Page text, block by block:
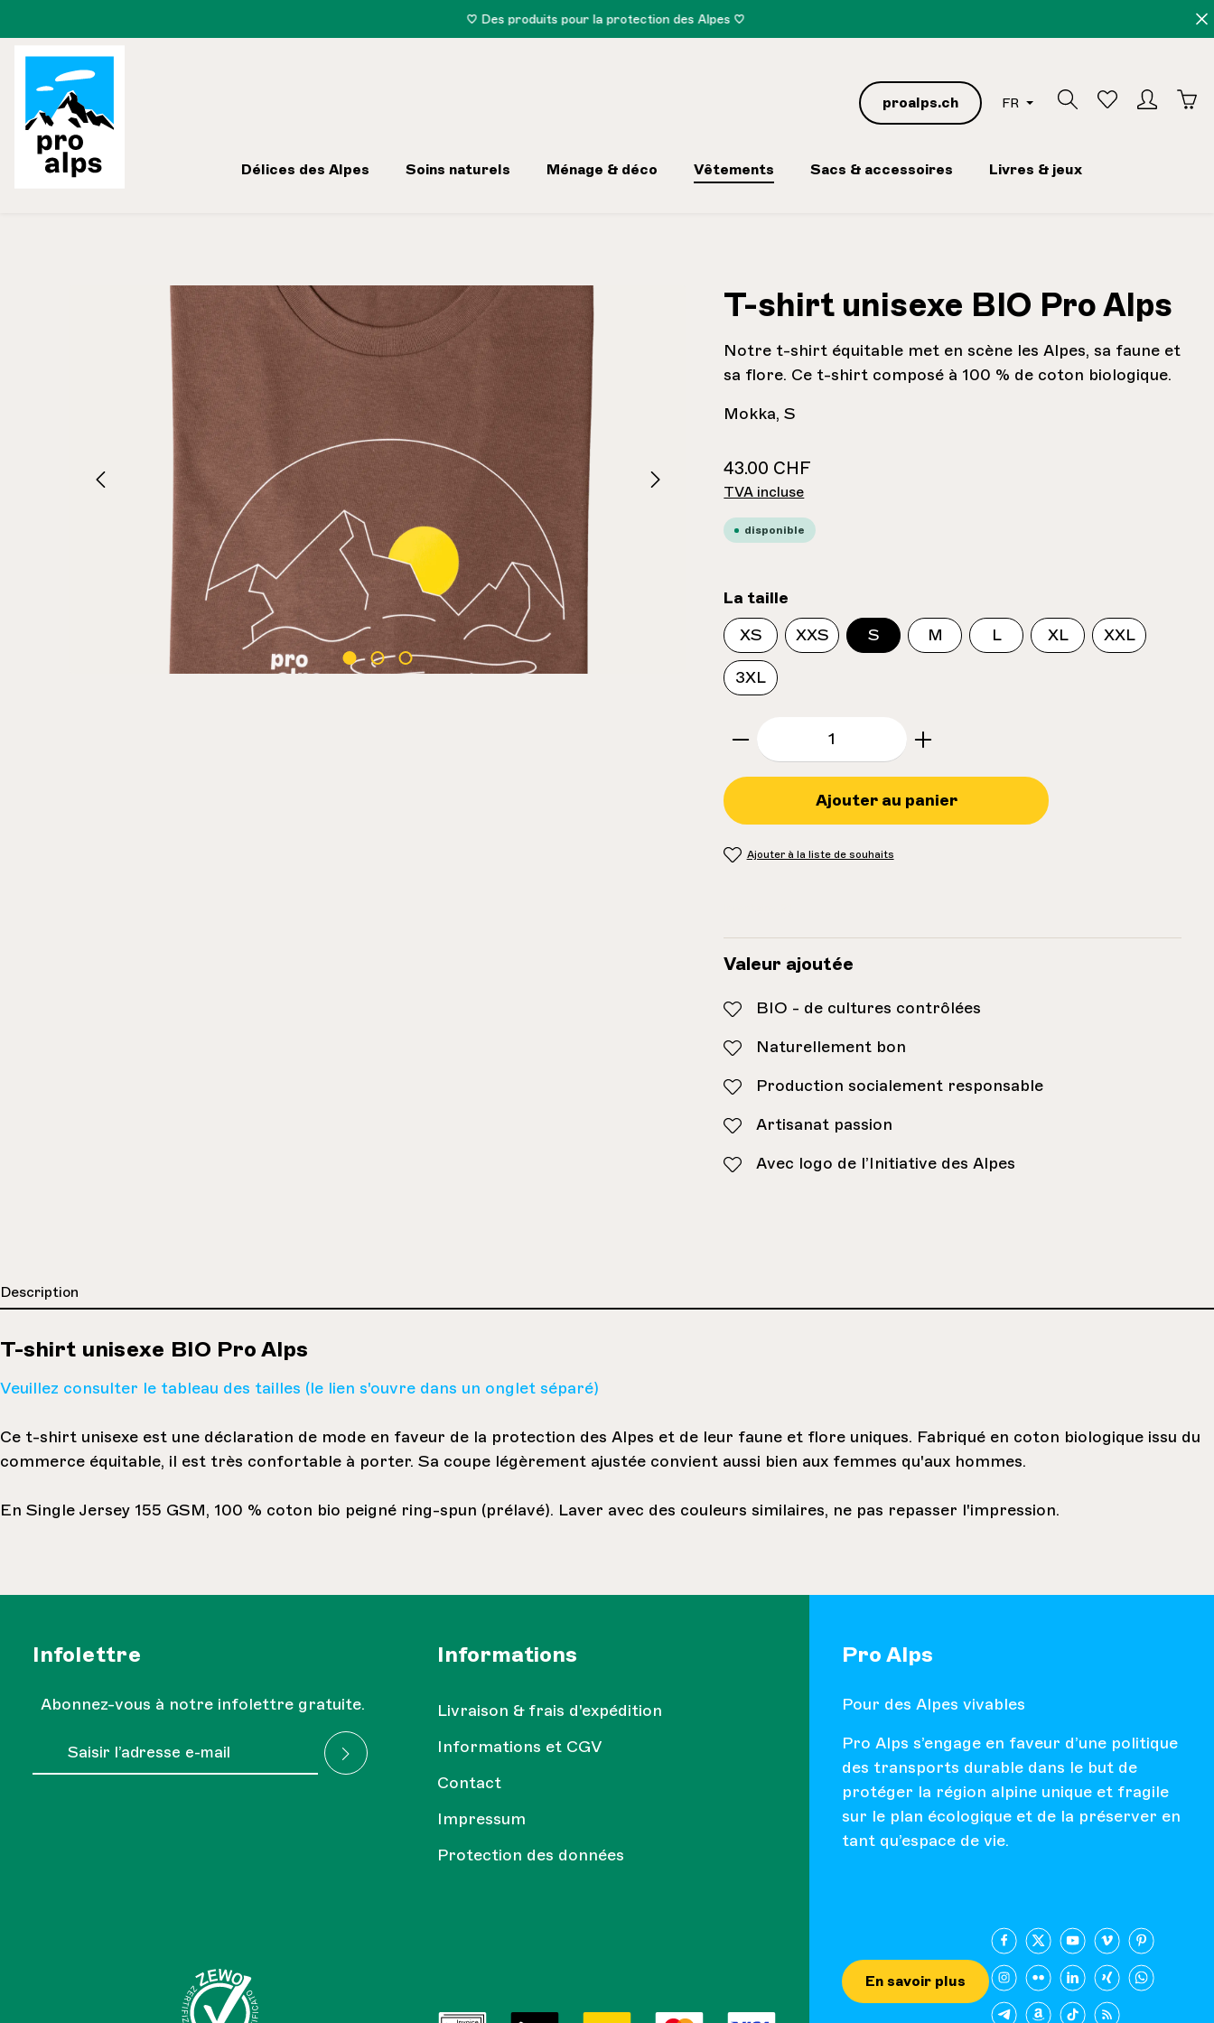
♡ Des produits pour la protection des Alpes ♡
proalps.ch FR
Délices des Alpes Soins naturels Ménage & déco Vêtements Sacs & accessoires Livres & jeux
Ignorer la galerie d'images T-shirt unisexe BIO Pro Alps
Notre t-shirt équitable met en scène les Alpes, sa faune et
sa flore. Ce t-shirt composé à 100 % de coton biologique.
Mokka, S
43.00 CHF
TVA incluse
disponible
La taille
XS
XXS S M L XL XXL
3XL
Ajouter au panier
Ajouter à la liste de souhaits
Valeur ajoutée
BIO - de cultures contrôlées
Naturellement bon
Production socialement responsable
Artisanat passion
Avec logo de l’Initiative des Alpes
Description
T-shirt unisexe BIO Pro Alps
Veuillez consulter le tableau des tailles (le lien s'ouvre dans un onglet séparé)
Ce t-shirt unisexe est une déclaration de mode en faveur de la protection des Alpes et de leur faune et flore uniques. Fabriqué en coton biologique issu du
commerce équitable, il est très confortable à porter. Sa coupe légèrement ajustée convient aussi bien aux femmes qu'aux hommes.
En Single Jersey 155 GSM, 100 % coton bio peigné ring-spun (prélavé). Laver avec des couleurs similaires, ne pas repasser l'impression.
Infolettre
Abonnez-vous à notre infolettre gratuite.
Adresse e-mail*
Informations
Livraison & frais d'expédition
Informations et CGV
Contact
Impressum
Protection des données
Pro Alps
Pour des Alpes vivables
Pro Alps s’engage en faveur d’une politique
des transports durable dans le but de
protéger la région alpine unique et fragile
sur le plan écologique et de la préserver en
tant qu’espace de vie.
En savoir plus